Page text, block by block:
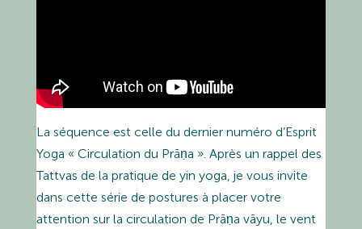
La séquence est celle du dernier numéro d’Esprit
Yoga « Circulation du Prāṇa ». Après un rappel des
Tattvas de la pratique de yin yoga, je vous invite
dans cette série de postures à placer votre
attention sur la circulation de Prāṇa vāyu, le vent